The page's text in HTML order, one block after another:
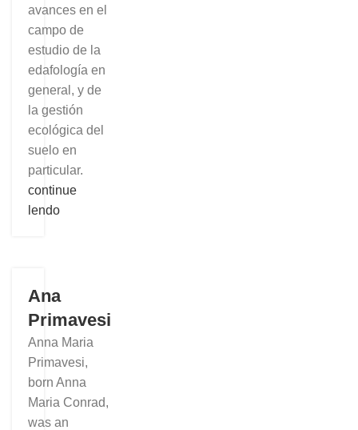
avances en el
campo de
estudio de la
edafología en
general, y de
la gestión
ecológica del
suelo en
particular.
continue
lendo
Ana
Primavesi
Anna Maria
Primavesi,
born Anna
Maria Conrad,
was an